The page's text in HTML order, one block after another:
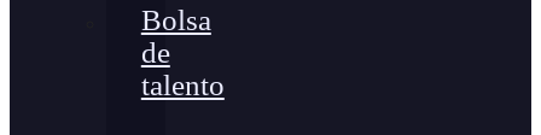
Bolsa
de
talento